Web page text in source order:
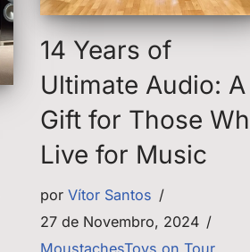
14 Years of
Ultimate Audio: A
Gift for Those
Live for Music
por Vítor Santos
27 de Novembro, 2024
MoustachesToys on Tour